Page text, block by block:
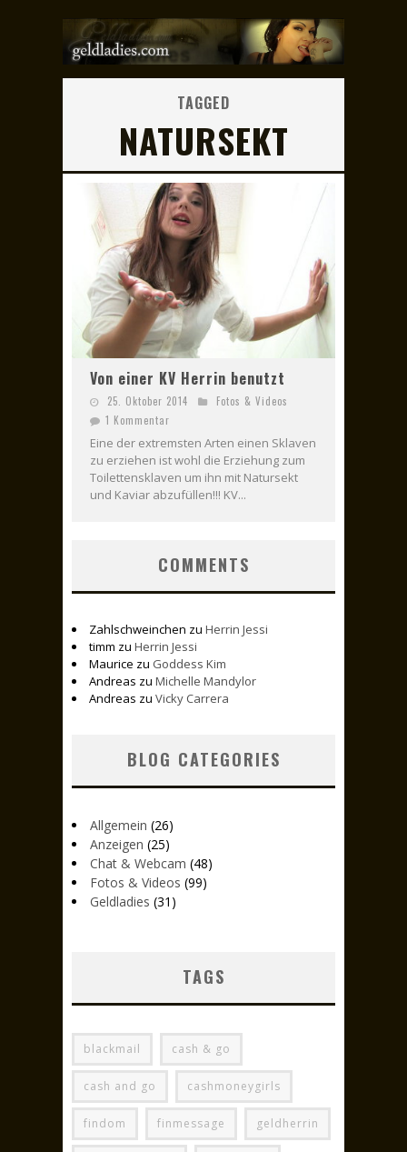
TAGGED
NATURSEKT
Von einer KV Herrin benutzt
25. Oktober 2014
Fotos & Videos
1 Kommentar
Eine der extremsten Arten einen Sklaven
zu erziehen ist wohl die Erziehung zum
Toilettensklaven um ihn mit Natursekt
und Kaviar abzufüllen!!! KV...
COMMENTS
Zahlschweinchen zu Herrin Jessi
timm zu Herrin Jessi
Maurice zu Goddess Kim
Andreas zu Michelle Mandylor
Andreas zu Vicky Carrera
BLOG CATEGORIES
Allgemein (26)
Anzeigen (25)
Chat & Webcam (48)
Fotos & Videos (99)
Geldladies (31)
TAGS
blackmail cash & go
cash and go cashmoneygirls
findom finmessage geldherrin